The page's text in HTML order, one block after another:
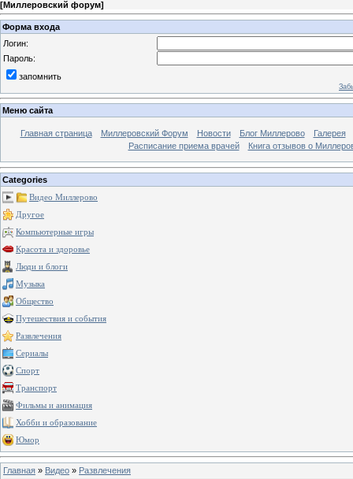
[Миллеровский форум]
Форма входа
Логин:
Пароль:
запомнить
Меню сайта
Главная страница Миллеровский Форум Новости Блог Миллерово
Галерея
Расписание приема врачей
Книга отзывов о
Categories
Видео Миллерово
Другое
Компьютерные игры
Красота и здоровье
Люди и блоги
Музыка
Общество
Путешествия и события
Развлечения
Сериалы
Спорт
Транспорт
Фильмы и анимация
Хобби и образование
Юмор
Главная » Видео » Развлечения